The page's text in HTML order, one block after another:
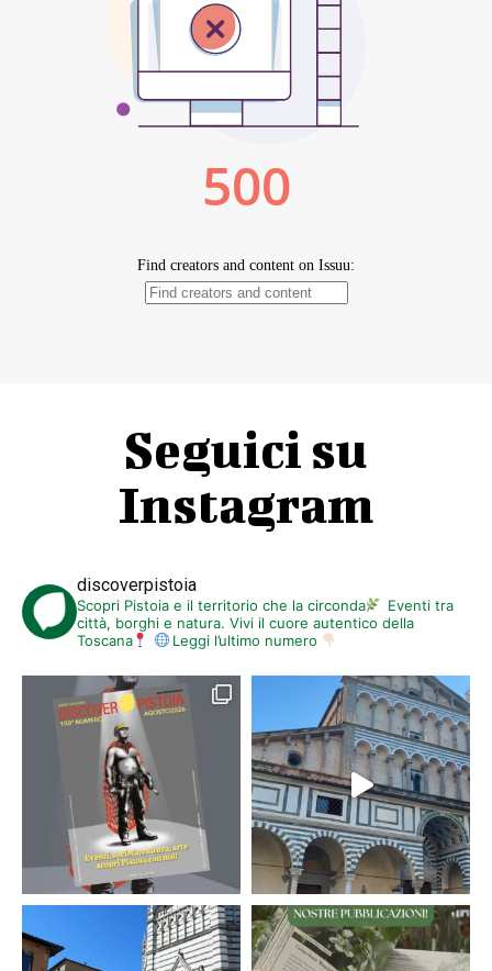
Seguici su
Instagram
discoverpistoia
Scopri Pistoia e il territorio che la circonda
Eventi tra
città, borghi e natura. Vivi il cuore autentico della
Toscana
Leggi l’ultimo numero